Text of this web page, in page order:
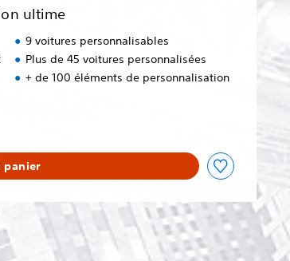
ultime
9 voitures personnalisables
Plus de 45 voitures personnalisées
+ de 100 éléments de personnalisation
panier